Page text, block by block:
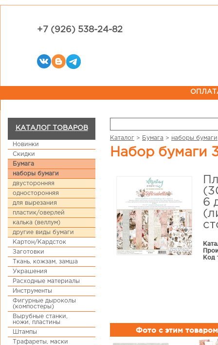
+7 (926) 538-24-82
КАТАЛОГ ТОВАРОВ
Новинки
Скидки
Бумага
наборы бумаги
двусторонняя
односторонняя
для вырезания
пластик/оверлей
калька (веллум)
другие виды бумаги
Картон/Кардсток
Заготовки
Ткань, кожзам, замша
Украшения
Расходные материалы
Инструменты
Фигурные дыроколы
(компостеры)
Вырубные станки,
ножи, пластины
Штампы
Трафареты, маски
Каталог > Бумага > наборы бумаги
Набор бумаги
6
Код
Фото с этим товаром